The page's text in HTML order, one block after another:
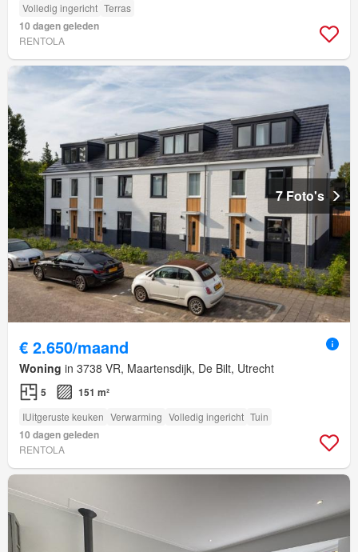
Volledig ingericht Terras
10 dagen geleden
RENTOLA
7 Foto's
€ 2.650/maand
Woning in 3738 VR, Maartensdijk, De Bilt, Utrecht
5 151 m²
IUitgeruste keuken Verwarming Volledig ingericht Tuin
10 dagen geleden
RENTOLA